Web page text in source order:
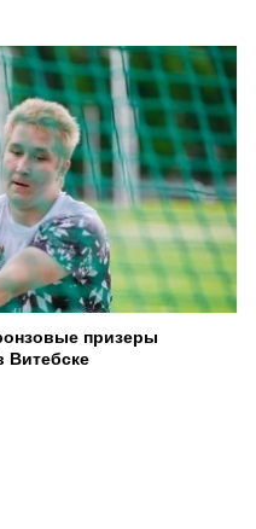
призеры
Витебске